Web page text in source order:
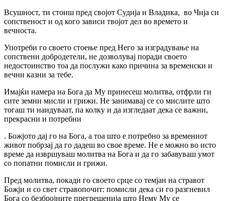
Всушност, ти стоиш пред својот Судија и Владика, во Чија си
сопственост и од кого зависи твојот дел во времето и
вечноста.
Употреби го своето стоење пред Него за изградување на
сопствени добродетели, не дозволувај поради своето
недостоинство тоа да послужи како причина за временски и
вечни казни за тебе.
Имајќи намера на Бога да Му принесеш молитва, отфрли ги
сите земни мисли и грижи. Не занимавај се со мислите што
тогаш ти наидуваат, па колку и да изгледаат дека се важни,
прекрасни и потребни
. Божјото дај го на Бога, а тоа што е потребно за времениот
живот побрзај да го дадеш во свое време. Не е можно во исто
време да извршуваш молитва на Бога и да го забавуваш умот
со попатни помисли и грижи.
Пред молитва, покади го своето срце со темјан на стравот
Божји и со свет стравопочит: помисли дека си го разгневил
Бога со безбројните прегрешенија што Нему Му се